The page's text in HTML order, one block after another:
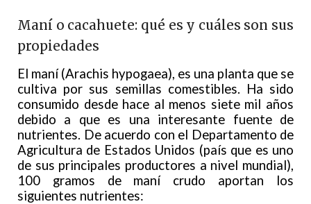
Maní o cacahuete: qué es y cuáles son sus
propiedades
El maní (Arachis hypogaea), es una planta que se
cultiva por sus semillas comestibles. Ha sido
consumido desde hace al menos siete mil años
debido a que es una interesante fuente de
nutrientes. De acuerdo con el Departamento de
Agricultura de Estados Unidos (país que es uno
de sus principales productores a nivel mundial),
100 gramos de maní crudo aportan los
siguientes nutrientes: